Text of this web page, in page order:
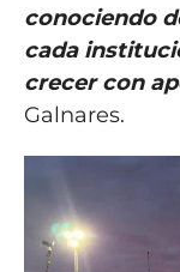
conociendo
cada
crecer con
Galnares.